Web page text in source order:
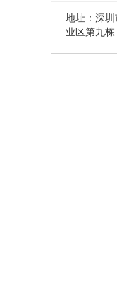
地址：深
业区第九栋